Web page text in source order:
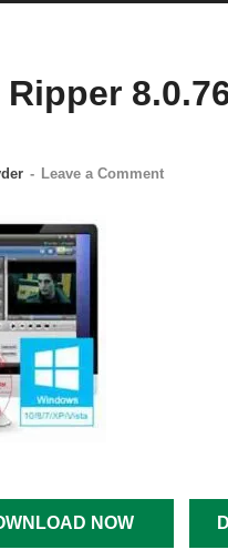
Ripper
- Leave a Comment
NOW